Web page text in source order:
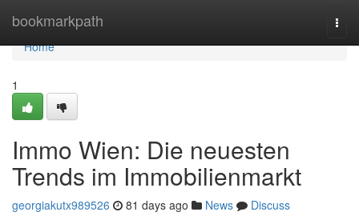
bookmarkpath
Home
Home
1
Immo Wien: Die neuesten
Trends im Immobilienmarkt
georgiakutx989526 81 days ago News
Discuss